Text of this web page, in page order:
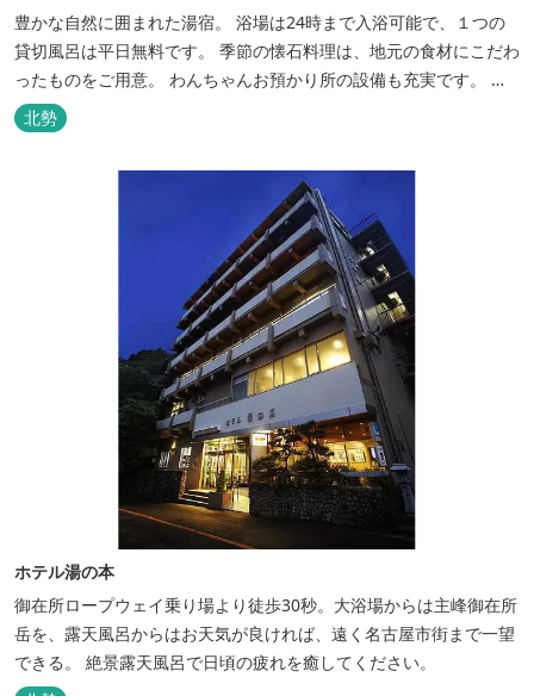
豊かな自然に囲まれた湯宿。 浴場は24時まで入浴可能で、１つの
貸切風呂は平日無料です。 季節の懐石料理は、地元の食材にこだわ
ったものをご用意。 わんちゃんお預かり所の設備も充実です。 女
将手作りのお酢とカモシカソフトが人気です。 お食事処と大浴場の
脱衣所に最新の高機能換気設備を導入いたしました。
北勢
ホテル湯の本
御在所ロープウェイ乗り場より徒歩30秒。大浴場からは主峰御在所
岳を、露天風呂からはお天気が良ければ、遠く名古屋市街まで一望
できる。 絶景露天風呂で日頃の疲れを癒してください。